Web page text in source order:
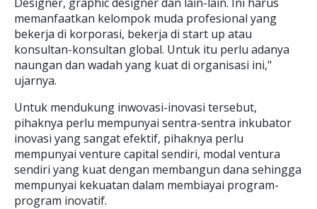
memanfaatkan kelompok muda profesional yang
bekerja di korporasi, bekerja di start up atau
konsultan-konsultan global. Untuk itu perlu adanya
naungan dan wadah yang kuat di organisasi ini,"
ujarnya.
Untuk mendukung inwovasi-inovasi tersebut,
pihaknya perlu mempunyai sentra-sentra inkubator
inovasi yang sangat efektif, pihaknya perlu
mempunyai venture capital sendiri, modal ventura
sendiri yang kuat dengan membangun dana sehingga
mempunyai kekuatan dalam membiayai program-
program inovatif.